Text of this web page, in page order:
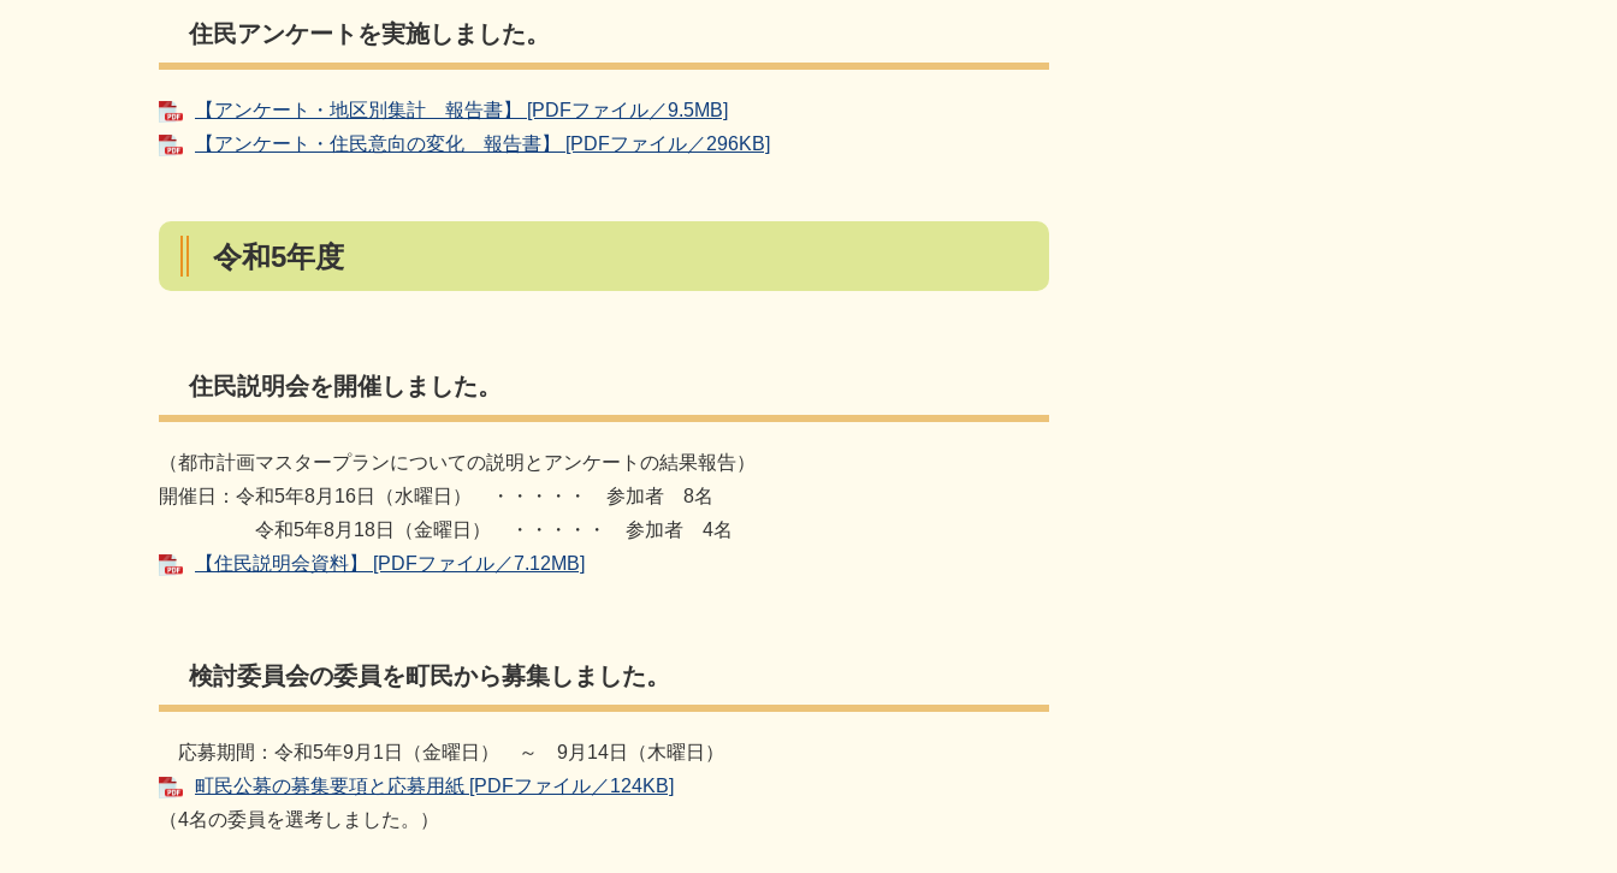
住民アンケートを実施しました。
【アンケート・地区別集計 報告書】 [PDFファイル／9.5MB]
【アンケート・住民意向の変化 報告書】 [PDFファイル／296KB]
令和5年度
住民説明会を開催しました。
（都市計画マスタープランについての説明とアンケートの結果報告）
開催日：令和5年8月16日（水曜日） ・・・・・ 参加者 8名
令和5年8月18日（金曜日） ・・・・・ 参加者 4名
【住民説明会資料】 [PDFファイル／7.12MB]
検討委員会の委員を町民から募集しました。
応募期間：令和5年9月1日（金曜日） ～ 9月14日（木曜日）
町民公募の募集要項と応募用紙 [PDFファイル／124KB]
（4名の委員を選考しました。）